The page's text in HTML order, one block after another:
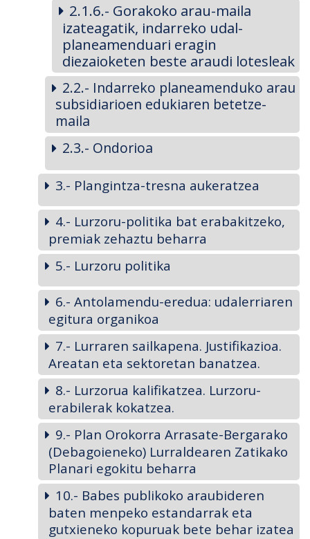
2.1.6.- Gorakoko arau-maila
izateagatik, indarreko udal-
planeamenduari eragin
diezaioketen beste araudi lotesleak
2.2.- Indarreko planeamenduko arau
subsidiarioen edukiaren betetze-
maila
2.3.- Ondorioa
3.- Plangintza-tresna aukeratzea
4.- Lurzoru-politika bat erabakitzeko,
premiak zehaztu beharra
5.- Lurzoru politika
6.- Antolamendu-eredua: udalerriaren
egitura organikoa
7.- Lurraren sailkapena. Justifikazioa.
Areatan eta sektoretan banatzea.
8.- Lurzorua kalifikatzea. Lurzoru-
erabilerak kokatzea.
9.- Plan Orokorra Arrasate-Bergarako
(Debagoieneko) Lurraldearen Zatikako
Planari egokitu beharra
10.- Babes publikoko araubideren
baten menpeko estandarrak eta
gutxieneko kopuruak bete behar izatea